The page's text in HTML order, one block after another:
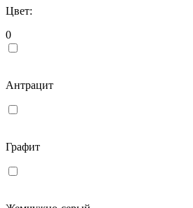
Цвет:
0
Антрацит
Графит